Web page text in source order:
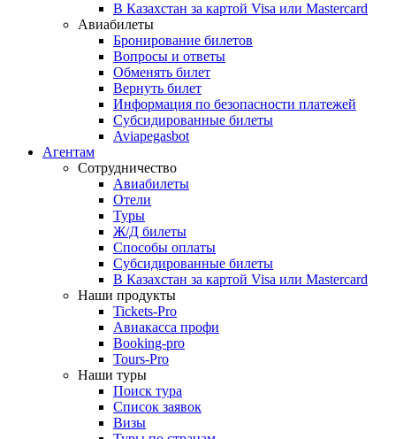
В Казахстан за картой Visa или Masterсard
Авиабилеты
Бронирование билетов
Вопросы и ответы
Обменять билет
Вернуть билет
Информация по безопасности платежей
Субсидированные билеты
Aviapegasbot
Агентам
Сотрудничество
Авиабилеты
Отели
Туры
Ж/Д билеты
Способы оплаты
Субсидированные билеты
В Казахстан за картой Visa или Masterсard
Наши продукты
Tickets-Pro
Авиакасса профи
Booking-pro
Tours-Pro
Наши туры
Поиск тура
Список заявок
Визы